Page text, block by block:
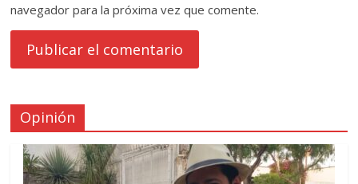
navegador para la próxima vez que comente.
Opinión